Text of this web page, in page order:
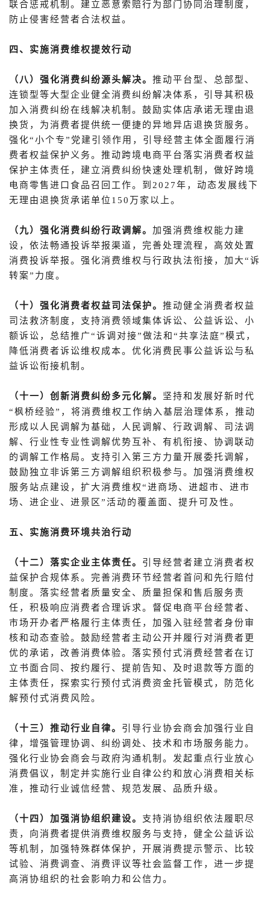
联合惩戒机制。建立恶意索赔行为部门协同治理制度，
防止侵害经营者合法权益。
四、实施消费维权提效行动
（八）强化消费纠纷源头解决。 推动平台型、总部型、
连锁型等大型企业健全消费纠纷解决体系，引导其积极
加入消费纠纷在线解决机制。鼓励实体店承诺无理由退
换货，为消费者提供统一便捷的异地异店退换货服务。
强化“小个专”党建引领作用，引导经营主体全面履行消
费者权益保护义务。推动跨境电商平台落实消费者权益
保护主体责任，建立消费纠纷快速处理机制，做好跨境
电商零售进口食品召回工作。到2027年，动态发展线下
无理由退换货承诺单位150万家以上。
（九）强化消费纠纷行政调解。 加强消费维权能力建
设，依法畅通投诉举报渠道，完善处理流程，高效处置
消费投诉举报。强化消费维权与行政执法衔接，加大“诉
转案”力度。
（十）强化消费者权益司法保护。 推动健全消费者权益
司法救济制度，支持消费领域集体诉讼、公益诉讼、小
额诉讼，总结推广“诉调对接”做法和“共享法庭”模式，
降低消费者诉讼维权成本。优化消费民事公益诉讼与私
益诉讼衔接机制。
（十一）创新消费纠纷多元化解。 坚持和发展好新时代
“枫桥经验”，将消费维权工作纳入基层治理体系，推动
形成以人民调解为基础，人民调解、行政调解、司法调
解、行业性专业性调解优势互补、有机衔接、协调联动
的调解工作格局。支持引入第三方力量开展委托调解，
鼓励独立非诉第三方调解组织积极参与。加强消费维权
服务站点建设，扩大消费维权“进商场、进超市、进市
场、进企业、进景区”活动的覆盖面、提升可及性。
五、实施消费环境共治行动
（十二）落实企业主体责任。 引导经营者建立消费者权
益保护合规体系。完善消费环节经营者首问和先行赔付
制度。落实经营者质量安全、质量担保和售后服务责
任，积极响应消费者合理诉求。督促电商平台经营者、
市场开办者严格履行主体责任，加强入驻经营者身份审
核和动态查验。鼓励经营者主动公开并履行对消费者更
优的承诺，改善消费体验。落实预付式消费经营者在订
立书面合同、按约履行、提前告知、及时退款等方面的
主体责任，探索实行预付式消费资金托管模式，防范化
解预付式消费风险。
（十三）推动行业自律。 引导行业协会商会加强行业自
律，增强管理协调、纠纷调处、技术和市场服务能力。
强化行业协会商会与政府沟通机制。发起重点行业放心
消费倡议，制定并实施行业自律公约和放心消费相关标
准，推动行业诚信经营、规范发展、品质升级。
（十四）加强消协组织建设。 支持消协组织依法履职尽
责，向消费者提供消费维权服务与支持，健全公益诉讼
等机制，加强特殊群体保护，开展消费提示警示、比较
试验、消费调查、消费评议等社会监督工作，进一步提
高消协组织的社会影响力和公信力。